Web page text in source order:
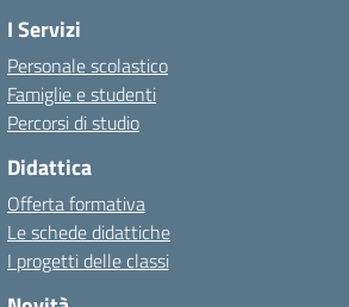
I Servizi
Personale scolastico
Famiglie e studenti
Percorsi di studio
Didattica
Offerta formativa
Le schede didattiche
I progetti delle classi